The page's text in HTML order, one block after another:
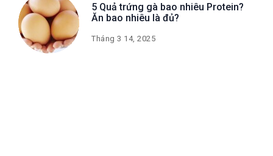
5 Quả trứng gà bao nhiêu Protein?
Ăn bao nhiêu là đủ?
Tháng 3 14, 2025